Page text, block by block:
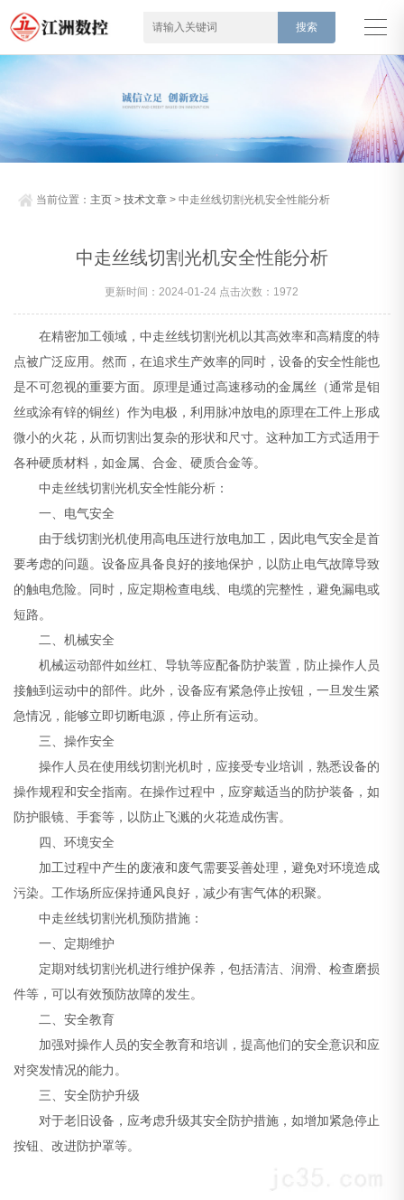
当前位置： 主页 >技术文章 > 中走丝线切割光机安全性能分析
中走丝线切割光机安全性能分析
更新时间：2024-01-24 点击次数：1972
在精密加工领域，中走丝线切割光机以其高效率和高精度的特
点被广泛应用。然而，在追求生产效率的同时，设备的安全性能也
是不可忽视的重要方面。原理是通过高速移动的金属丝（通常是钼
丝或涂有锌的铜丝）作为电极，利用脉冲放电的原理在工件上形成
微小的火花，从而切割出复杂的形状和尺寸。这种加工方式适用于
各种硬质材料，如金属、合金、硬质合金等。
中走丝线切割光机安全性能分析：
一、电气安全
由于线切割光机使用高电压进行放电加工，因此电气安全是首
要考虑的问题。设备应具备良好的接地保护，以防止电气故障导致
的触电危险。同时，应定期检查电线、电缆的完整性，避免漏电或
短路。
二、机械安全
机械运动部件如丝杠、导轨等应配备防护装置，防止操作人员
接触到运动中的部件。此外，设备应有紧急停止按钮，一旦发生紧
急情况，能够立即切断电源，停止所有运动。
三、操作安全
操作人员在使用线切割光机时，应接受专业培训，熟悉设备的
操作规程和安全指南。在操作过程中，应穿戴适当的防护装备，如
防护眼镜、手套等，以防止飞溅的火花造成伤害。
四、环境安全
加工过程中产生的废液和废气需要妥善处理，避免对环境造成
污染。工作场所应保持通风良好，减少有害气体的积聚。
中走丝线切割光机预防措施：
一、定期维护
定期对线切割光机进行维护保养，包括清洁、润滑、检查磨损
件等，可以有效预防故障的发生。
二、安全教育
加强对操作人员的安全教育和培训，提高他们的安全意识和应
对突发情况的能力。
三、安全防护升级
对于老旧设备，应考虑升级其安全防护措施，如增加紧急停止
按钮、改进防护罩等。